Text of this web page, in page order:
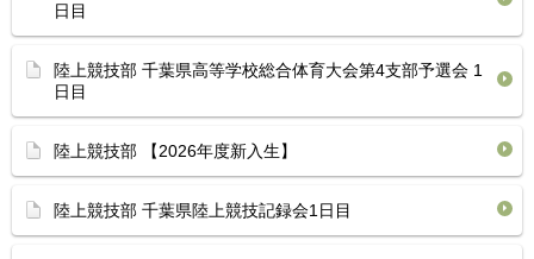
日目
陸上競技部 千葉県高等学校総合体育⁡大会第4支部予選会 1
日目
陸上競技部 【2026年度新入生】
陸上競技部 千葉県陸上競技記録会1日目 ⁡